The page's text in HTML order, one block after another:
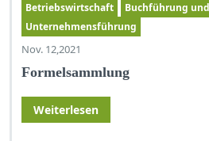
Betriebswirtschaft
Buchführung
Unternehmensführung
Nov. 12,2021
Formelsammlung
Weiterlesen